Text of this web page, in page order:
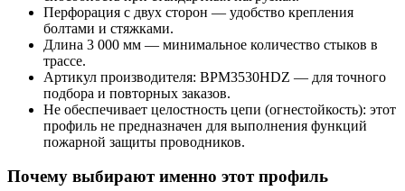
Перфорация с двух сторон — удобство крепления
болтами и стяжками.
Длина 3 000 мм — минимальное количество стыков в
трассе.
Артикул производителя: BPM3530HDZ — для точного
подбора и повторных заказов.
Не обеспечивает целостность цепи (огнестойкость): этот
профиль не предназначен для выполнения функций
пожарной защиты проводников.
Почему выбирают именно этот профиль